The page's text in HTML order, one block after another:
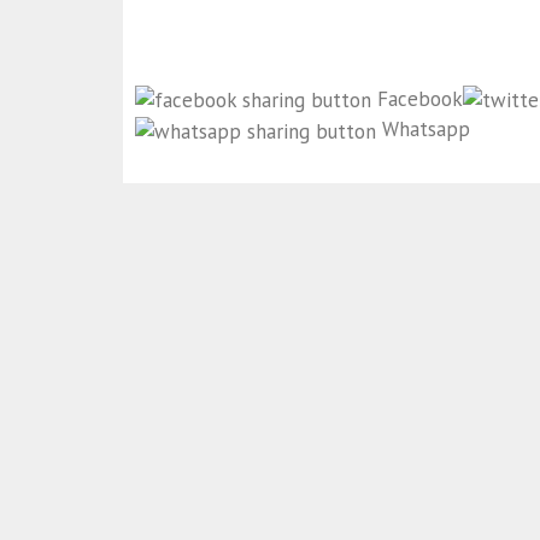
Facebook
Whatsapp